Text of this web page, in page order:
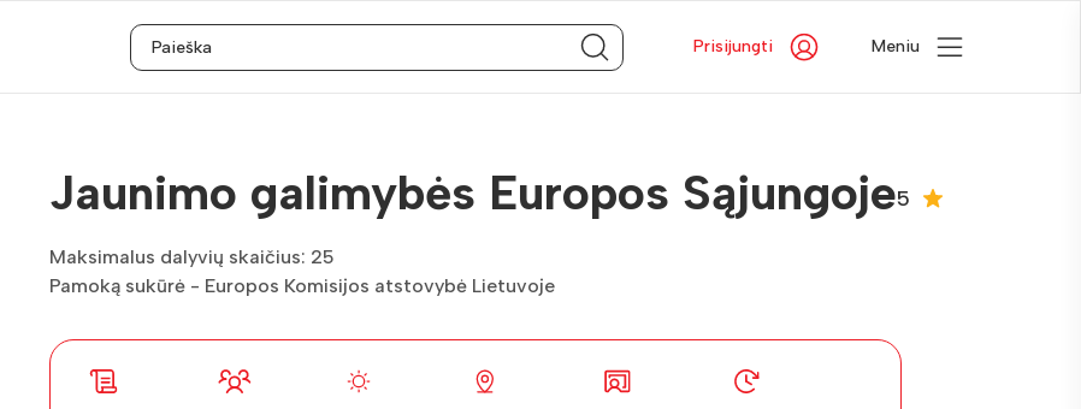
Prisijungti Meniu
Jaunimo galimybės Europos Sąjungoje5
Maksimalus dalyvių skaičius: 25
Pamoką sukūrė - Europos Komisijos atstovybė Lietuvoje